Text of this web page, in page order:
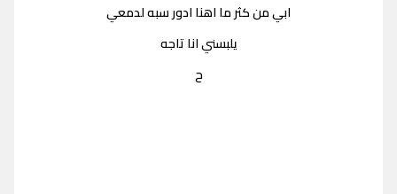
ابي من كثر ما اهنا ادور سبه لدمعي
يلبسني انا تاجه
ح